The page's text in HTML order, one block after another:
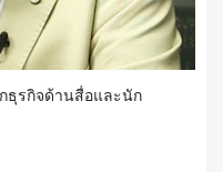
รกิจด้านสื่อและนัก